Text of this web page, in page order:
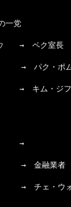
一党
→　ペク室長　
パク・ポムソ
キム・ジフィ
→
→　金融業者
チェ・ウォン